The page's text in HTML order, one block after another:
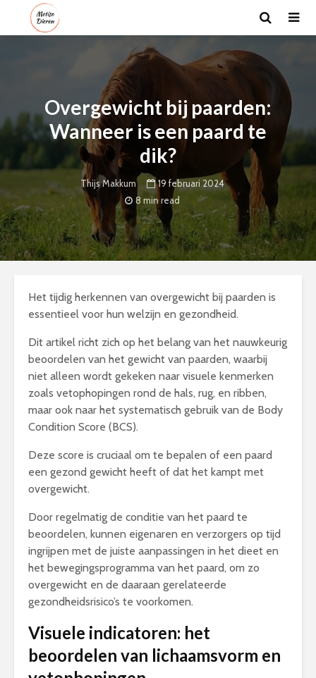
Overgewicht bij paarden:
Wanneer is een paard te
dik?
Thijs Makkum
19 februari 2024
8 min read
Het tijdig herkennen van overgewicht bij paarden is
essentieel voor hun welzijn en gezondheid.
Dit artikel richt zich op het belang van het nauwkeurig
beoordelen van het gewicht van paarden, waarbij
niet alleen wordt gekeken naar visuele kenmerken
zoals vetophopingen rond de hals, rug, en ribben,
maar ook naar het systematisch gebruik van de Body
Condition Score (BCS).
Deze score is cruciaal om te bepalen of een paard
een gezond gewicht heeft of dat het kampt met
overgewicht.
Door regelmatig de conditie van het paard te
beoordelen, kunnen eigenaren en verzorgers op tijd
ingrijpen met de juiste aanpassingen in het dieet en
het bewegingsprogramma van het paard, om zo
overgewicht en de daaraan gerelateerde
gezondheidsrisico’s te voorkomen.
Visuele indicatoren: het
beoordelen van lichaamsvorm en